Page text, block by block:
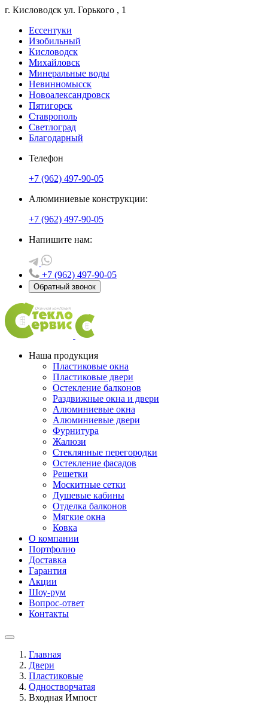
г. Кисловодск ул. Горького , 1
Ессентуки
Изобильный
Кисловодск
Михайловск
Минеральные воды
Невинномысск
Новоалександровск
Пятигорск
Ставрополь
Светлоград
Благодарный
Телефон
+7 (962) 497-90-05
Алюминиевые конструкции:
+7 (962) 497-90-05
Напишите нам:
+7 (962) 497-90-05
Обратный звонок
Наша продукция
Пластиковые окна
Пластиковые двери
Остекление балконов
Раздвижные окна и двери
Алюминиевые окна
Алюминиевые двери
Фурнитура
Жалюзи
Стеклянные перегородки
Остекление фасадов
Решетки
Москитные сетки
Душевые кабины
Отделка балконов
Мягкие окна
Ковка
О компании
Портфолио
Доставка
Гарантия
Акции
Шоу-рум
Вопрос-ответ
Контакты
Главная
Двери
Пластиковые
Одностворчатая
Входная Импост